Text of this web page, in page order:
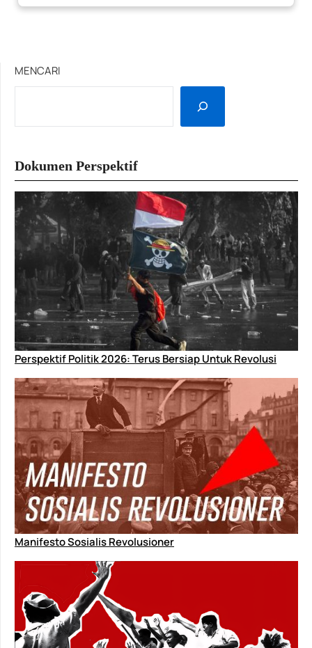
MENCARI
Dokumen Perspektif
Perspektif Politik 2026: Terus Bersiap Untuk Revolusi
Manifesto Sosialis Revolusioner